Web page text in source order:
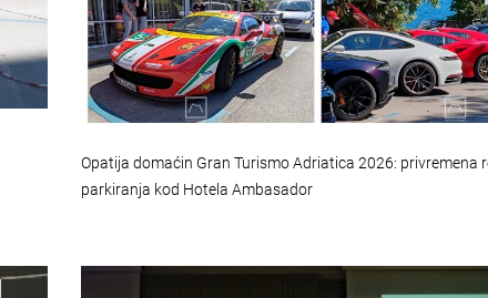
Opatija domaćin Gran Turismo Adriatica 2026: privremena
parkiranja kod Hotela Ambasador